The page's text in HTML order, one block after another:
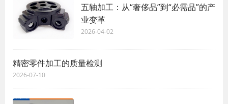
五轴加工：从“奢侈品”到“必需品”的产
业变革
2026-04-02
精密零件加工的质量检测
2026-07-10